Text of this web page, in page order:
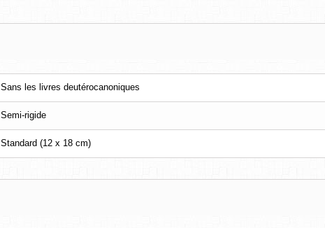
Sans les livres deutérocanoniques
Semi-rigide
Standard (12 x 18 cm)